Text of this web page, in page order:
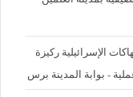
الإسرائيلية ركيزة
- بوابة المدينة برس